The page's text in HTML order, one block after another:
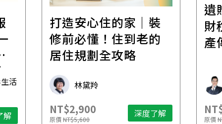
活
解
打造安心住的家｜裝
修前必懂！住到老的
居住規劃全攻略
林黛羚
NT$2,900
原價NT$5,600 深度了解
遺
財
產
原價